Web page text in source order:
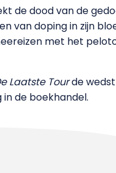
de dood van de
van doping in zijn
met het
Laatste Tourde
de boekhandel.